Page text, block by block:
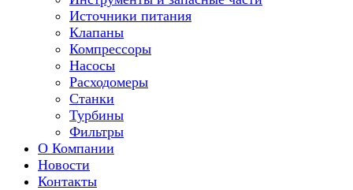
Источники питания
Клапаны
Компрессоры
Насосы
Расходомеры
Станки
Турбины
Фильтры
О Компании
Новости
Контакты